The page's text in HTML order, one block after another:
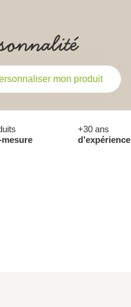
mon produit
+30 ans
d’expérience